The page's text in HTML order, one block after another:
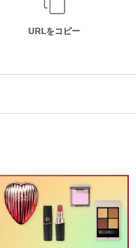
URLをコピー